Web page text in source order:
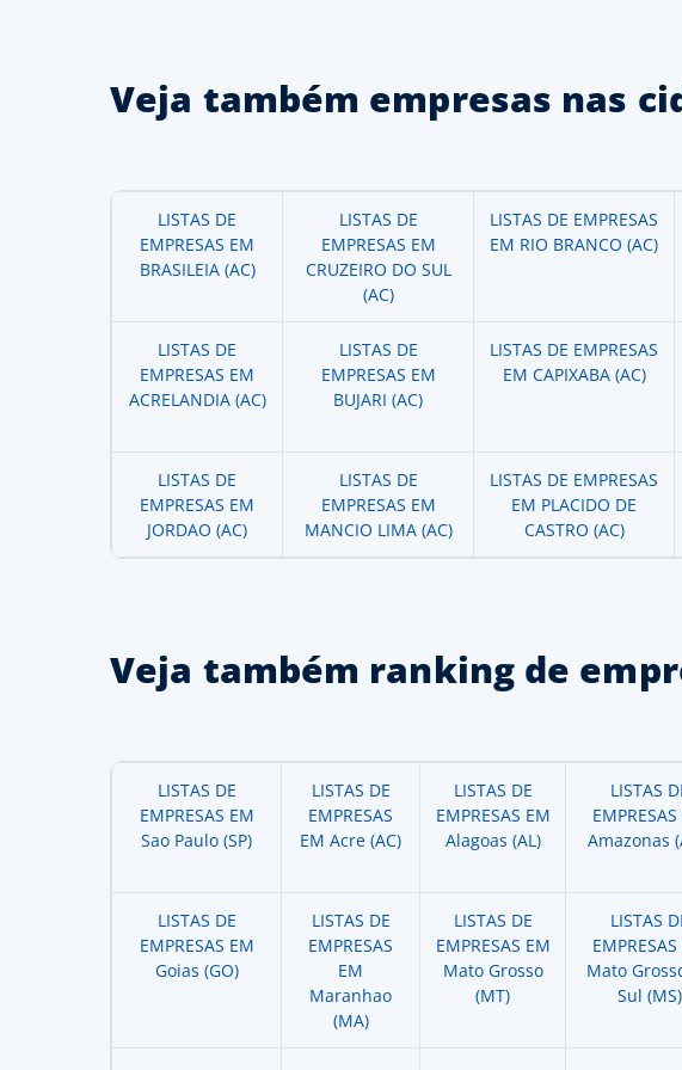
Veja também empresas nas
LISTAS DE
EMPRESAS EM
BRASILEIA (AC)
LISTAS DE
EMPRESAS EM
CRUZEIRO DO SUL
(AC)
LISTAS DE EMPRESAS
EM RIO BRANCO (AC)
LISTAS DE
EMPRESAS EM
ACRELANDIA (AC)
LISTAS DE
EMPRESAS EM
BUJARI (AC)
LISTAS DE EMPRESAS
EM CAPIXABA (AC)
LISTAS DE
EMPRESAS EM
JORDAO (AC)
LISTAS DE
EMPRESAS EM
MANCIO LIMA (AC)
LISTAS DE EMPRESAS
EM PLACIDO DE
CASTRO (AC)
Veja também ranking de
LISTAS DE
EMPRESAS EM
Sao Paulo (SP)
LISTAS DE
EMPRESAS
EM Acre (AC)
LISTAS DE
EMPRESAS EM
Alagoas (AL)
LISTAS
Amazonas
LISTAS DE
EMPRESAS EM
Goias (GO)
LISTAS DE
EMPRESAS
EM
Maranhao
(MA)
LISTAS DE
EMPRESAS EM
Mato Grosso
(MT)
LISTAS
Mato
Sul (MS)